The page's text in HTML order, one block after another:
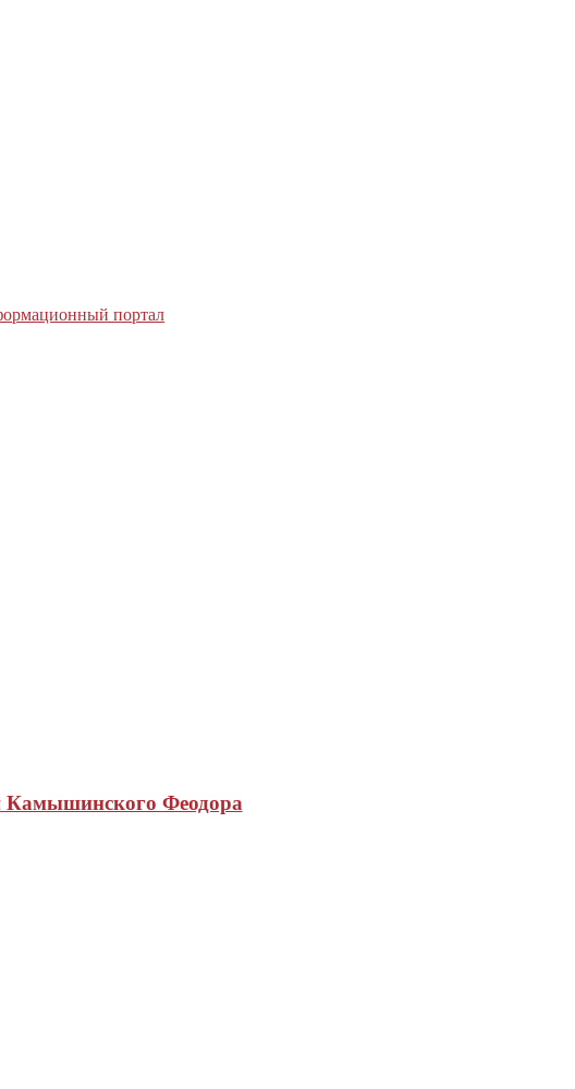
портал
Камышинского Феодора